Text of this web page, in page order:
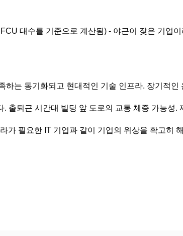
대수를 기준으로 계산됨) - 야근이 잦은 기업이
는 동기화되고 현대적인 기술 인프라. 장기적인
출퇴근 시간대 빌딩 앞 도로의 교통 체증 가능성.
필요한 IT 기업과 같이 기업의 위상을 확고히